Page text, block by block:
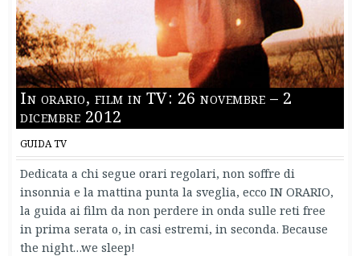
In orario, film in TV: 26 novembre – 2
dicembre 2012
GUIDA TV
Dedicata a chi segue orari regolari, non soffre di
insonnia e la mattina punta la sveglia, ecco IN ORARIO,
la guida ai film da non perdere in onda sulle reti free
in prima serata o, in casi estremi, in seconda. Because
the night…we sleep!